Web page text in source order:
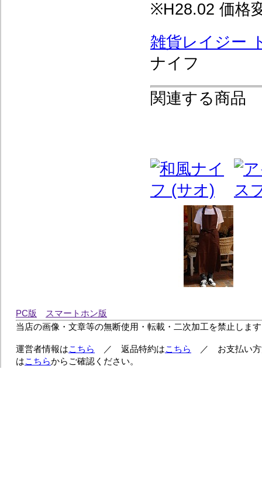
※H28.02 価格
雑貨レイジー
ナイフ
関連する商品
PC版
スマートホン版
当店の画像・文章等の無断使用・転載・二次加工を禁止しま
運営者情報はこちら ／ 返品特約はこちら
／ お支払い方
はこちらからご確認ください。